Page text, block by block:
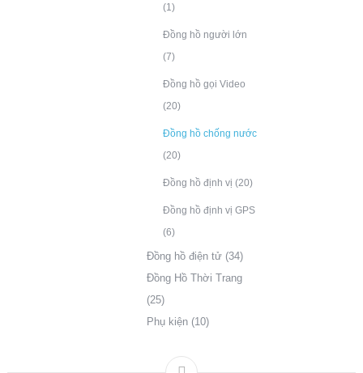
(1)
Đồng hồ người lớn
(7)
Đồng hồ gọi Video
(20)
Đồng hồ chống nước
(20)
Đồng hồ định vị (20)
Đồng hồ định vị GPS
(6)
Đồng hồ điện tử (34)
Đồng Hồ Thời Trang
(25)
Phụ kiện (10)